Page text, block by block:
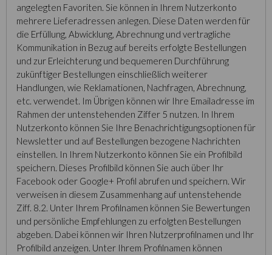
angelegten Favoriten. Sie können in Ihrem Nutzerkonto
mehrere Lieferadressen anlegen. Diese Daten werden für
die Erfüllung, Abwicklung, Abrechnung und vertragliche
Kommunikation in Bezug auf bereits erfolgte Bestellungen
und zur Erleichterung und bequemeren Durchführung
zukünftiger Bestellungen einschließlich weiterer
Handlungen, wie Reklamationen, Nachfragen, Abrechnung,
etc. verwendet. Im Übrigen können wir Ihre Emailadresse im
Rahmen der untenstehenden Ziffer 5 nutzen. In Ihrem
Nutzerkonto können Sie Ihre Benachrichtigungsoptionen für
Newsletter und auf Bestellungen bezogene Nachrichten
einstellen. In Ihrem Nutzerkonto können Sie ein Profilbild
speichern. Dieses Profilbild können Sie auch über Ihr
Facebook oder Google+ Profil abrufen und speichern. Wir
verweisen in diesem Zusammenhang auf untenstehende
Ziff. 8.2. Unter Ihrem Profilnamen können Sie Bewertungen
und persönliche Empfehlungen zu erfolgten Bestellungen
abgeben. Dabei können wir Ihren Nutzerprofilnamen und Ihr
Profilbild anzeigen. Unter Ihrem Profilnamen können